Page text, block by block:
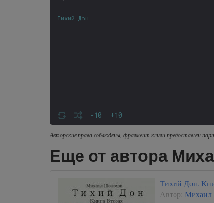
-10 +10
Тихий Дон
Авторские права соблюдены, фрагмент книги предоставлен
Еще от автора
Тихий Дон.
Автор: Михаил